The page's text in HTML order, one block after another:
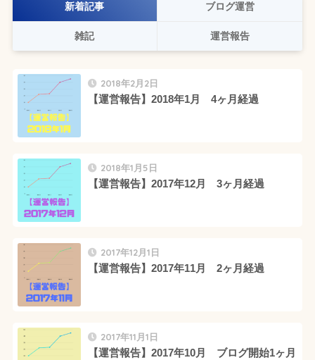
新着記事 ブログ運営
雑記 運営報告
2018年2月2日
【運営報告】2018年1月 4ヶ月経過
2018年1月5日
【運営報告】2017年12月 3ヶ月経過
2017年12月1日
【運営報告】2017年11月 2ヶ月経過
2017年11月1日
【運営報告】2017年10月 ブログ開始1ヶ月